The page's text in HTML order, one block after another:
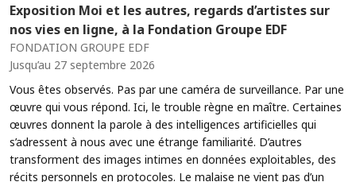
Exposition Moi et les autres, regards d’artistes sur
nos vies en ligne, à la Fondation Groupe EDF
FONDATION GROUPE EDF
Jusqu’au 27 septembre 2026
Vous êtes observés. Pas par une caméra de surveillance. Par une
œuvre qui vous répond. Ici, le trouble règne en maître. Certaines
œuvres donnent la parole à des intelligences artificielles qui
s’adressent à nous avec une étrange familiarité. D’autres
transforment des images intimes en données exploitables, des
récits personnels en protocoles. Le malaise ne vient pas d’un